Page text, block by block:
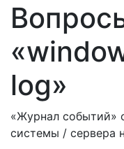
log»
«Журнал событий»
системы / сервера